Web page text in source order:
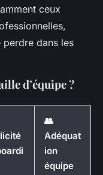
ceux
perdre dans les
d’équipe ?
👥
Adéquat
ion
équipe